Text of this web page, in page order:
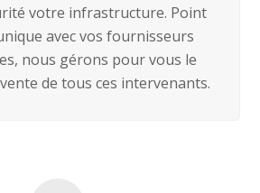
votre infrastructure. Point
avec vos fournisseurs
nous gérons pour vous le
de tous ces intervenants.